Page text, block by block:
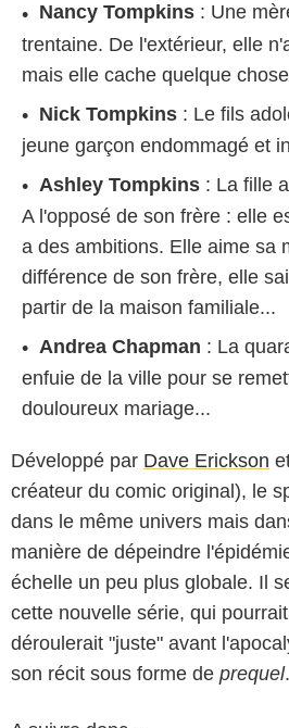
Nancy Tompkins : Une
trentaine. De l'extérieur, elle
mais elle cache quelque
Nick Tompkins : Le fils
jeune garçon endommagé et
Ashley Tompkins : La fille
A l'opposé de son frère : elle
a des ambitions. Elle aime sa
différence de son frère, elle
partir de la maison familiale...
Andrea Chapman : La
enfuie de la ville pour se
douloureux mariage...
Développé par Dave Erickson
créateur du comic original), le
dans le même univers mais
manière de dépeindre
échelle un peu plus globale. Il
cette nouvelle série, qui
déroulerait "juste" avant
son récit sous forme de prequel.